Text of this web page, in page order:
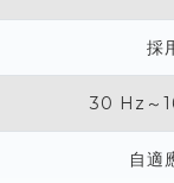
採
30 Hz～
自適